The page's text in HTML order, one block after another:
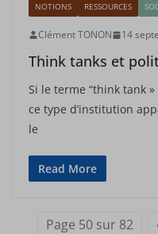
NOTIONS RESSOURCES
Clément TONON 14
Think tanks et
Si le terme “think tank
ce type d’institution
le
Read More
Page 50 sur 82